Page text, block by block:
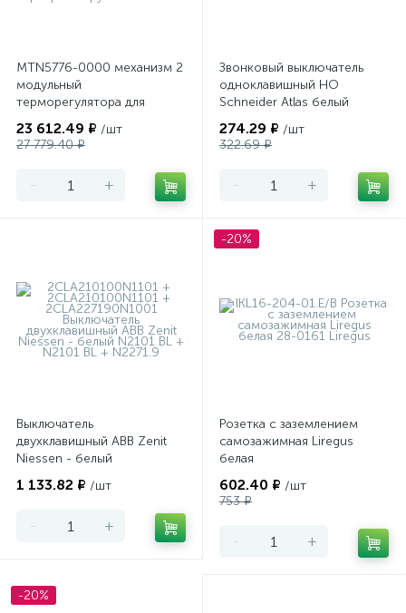
MTN5776-0000 механизм 2
модульный
терморегулятора для
программируемый Merten
23 612.49 ₽ /шт
27 779.40 ₽
- +
Звонковый выключатель
одноклавишный НО
Schneider Atlas белый
274.29 ₽ /шт
322.69 ₽
- +
Выключатель
двухклавишный ABB Zenit
Niessen - белый
1 133.82 ₽ /шт
- +
-20%
Розетка с заземлением
самозажимная Liregus
белая
602.40 ₽ /шт
753 ₽
- +
-20%